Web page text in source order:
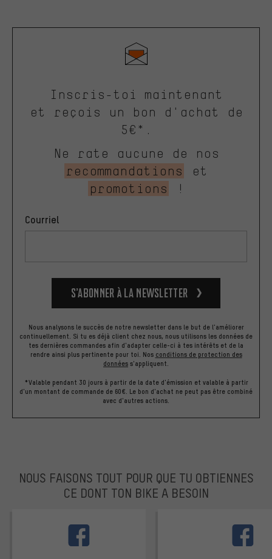
Inscris-toi maintenant
et reçois un bon d'achat de
5€*.
Ne rate aucune de nos
recommandations
et
promotions
!
Courriel
S’abonner à la newsletter
Nous analysons le succès de notre newsletter dans le but de l'améliorer
continuellement. Si tu es déjà client chez nous, nous utilisons les données de
tes dernières commandes afin d'adapter celle-ci à tes intérêts et de la
rendre ainsi plus pertinente pour toi. Nos conditions de protection des
données s'appliquent.
*Valable pendant 30 jours à partir de la date d'émission et valable à partir
d'un montant de commande de 60€. Le bon d'achat ne peut pas être combiné
avec d'autres actions.
NOUS FAISONS TOUT POUR QUE TU OBTIENNES
CE DONT TON BIKE A BESOIN